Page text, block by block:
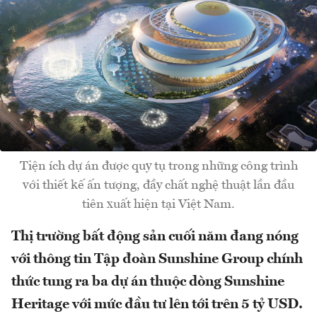
Tiện ích dự án được quy tụ trong những công trình
với thiết kế ấn tượng, đầy chất nghệ thuật lần đầu
tiên xuất hiện tại Việt Nam.
Thị trường bất động sản cuối năm đang nóng
với thông tin Tập đoàn Sunshine Group chính
thức tung ra ba dự án thuộc dòng Sunshine
Heritage với mức đầu tư lên tới trên 5 tỷ USD.